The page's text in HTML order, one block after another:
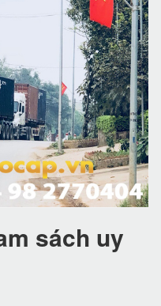
sách uy